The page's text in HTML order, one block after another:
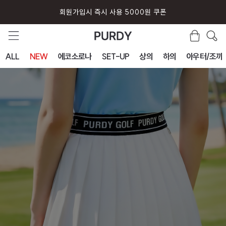
회원가입시 즉시 사용 5000원 쿠폰
ALL NEW 에코소로나 SET-UP 상의 하의 아우터/조끼